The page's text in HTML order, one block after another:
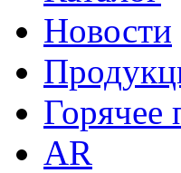
Новости
Горячее
AR